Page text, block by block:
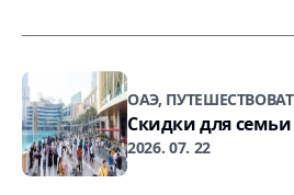
ОАЭ,
Скидки для
2026. 07. 22